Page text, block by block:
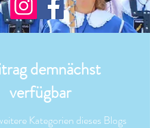
demnächst
verfügbar
Kategorien dieses Blogs